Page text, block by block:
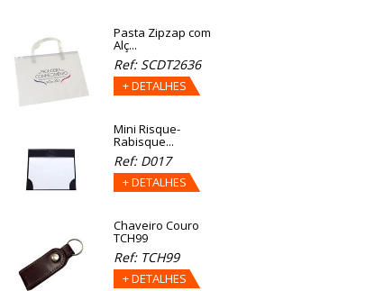
Pasta Zipzap com
Alç...
Ref: SCDT2636
+ DETALHES
Mini Risque-
Rabisque...
Ref: D017
+ DETALHES
Chaveiro Couro
TCH99
Ref: TCH99
+ DETALHES